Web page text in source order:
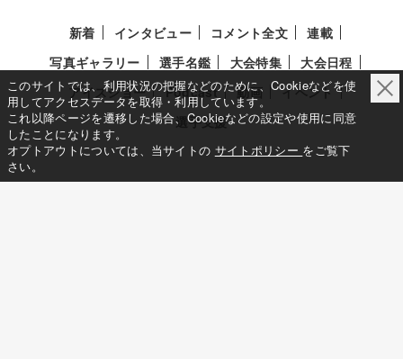
新着 インタビュー コメント全文
連載
写真ギャラリー
選手名鑑 大会特集
大会日程
アイスショー
Podcast 動画
イベント
選手支援
このサイトでは、利用状況の把握などのために、Cookieなどを使
用してアクセスデータを取得・利用しています。
これ以降ページを遷移した場合、Cookieなどの設定や使用に同意
したことになります。
オプトアウトについては、当サイトの サイトポリシー をご覧下
さい。